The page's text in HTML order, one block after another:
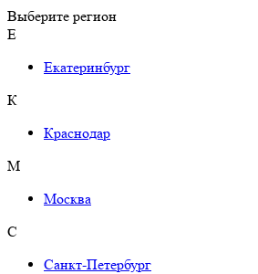
Выберите регион
Е
Екатеринбург
К
Краснодар
М
Москва
С
Санкт-Петербург